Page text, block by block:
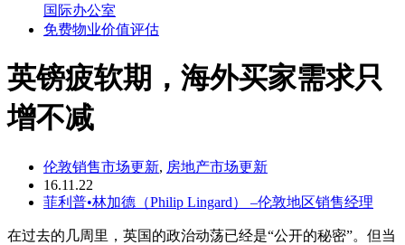
国际办公室
免费物业价值评估
英镑疲软期，海外买家需求只
增不减
伦敦销售市场更新, 房地产市场更新
16.11.22
菲利普•林加德（Philip Lingard） –伦敦地区销售经理
在过去的几周里，英国的政治动荡已经是“公开的秘密”。但当